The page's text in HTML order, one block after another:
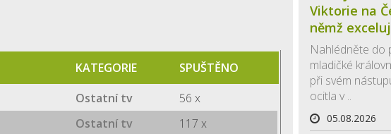
KATEGORIE
SPUŠTĚNO
Ostatní tv
56 x
Ostatní tv
117 x
Viktorie na
němž
Nahlédněte do
mladičké
při svém
ocitla v ..
05.08.2026